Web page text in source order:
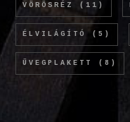
VÖRÖSRÉZ (11)
ÉLVILÁGÍTÓ (5)
ÜVEGPLAKETT (8)